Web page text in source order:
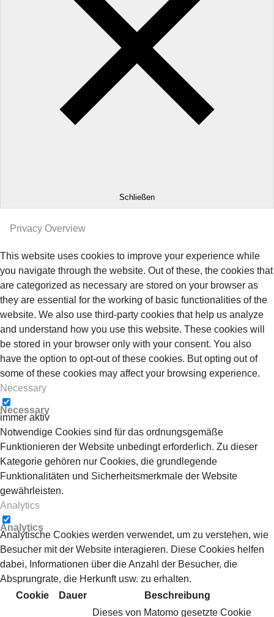
Schließen
Privacy Overview
This website uses cookies to improve your experience while
you navigate through the website. Out of these, the cookies that
are categorized as necessary are stored on your browser as
they are essential for the working of basic functionalities of the
website. We also use third-party cookies that help us analyze
and understand how you use this website. These cookies will
be stored in your browser only with your consent. You also
have the option to opt-out of these cookies. But opting out of
some of these cookies may affect your browsing experience.
Necessary
Necessary
immer aktiv
Notwendige Cookies sind für das ordnungsgemäße
Funktionieren der Website unbedingt erforderlich. Zu dieser
Kategorie gehören nur Cookies, die grundlegende
Funktionalitäten und Sicherheitsmerkmale der Website
gewährleisten.
Analytics
Analytics
Analytische Cookies werden verwendet, um zu verstehen, wie
Besucher mit der Website interagieren. Diese Cookies helfen
dabei, Informationen über die Anzahl der Besucher, die
Absprungrate, die Herkunft usw. zu erhalten.
Cookie
Dauer
Beschreibung
Dieses von Matomo gesetzte Cookie